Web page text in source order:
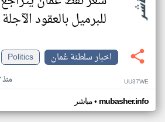
للبرميل بالعقود الآجلة
اخبار سلطنة عُمان
Politics
منذ ٢٣ ساعة UU37WE
مباشر• mubasher.info